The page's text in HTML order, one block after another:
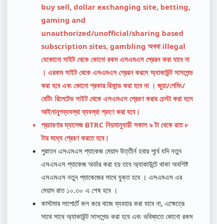
buy sell, dollar exchanging site, betting,
gaming and
unauthorized/unofficial/sharing based
subscription sites, gambling অথবা illegal
যেকোনো সাইট থেকে কোনো রকম এসএমএস প্রেরন করা যাবে না
। এরকম সাইট থেকে এসএমএস প্রেরন করলে অ্যাকাউন্ট সাসপেন্ড
করা হবে এবং কোনো প্রকার রিফান্ড করা হবে না । জুয়া/গেমিং/
বেটিং রিলেটেড সাইট থেকে এসএমএস প্রেরণ করার চেস্টা করা হলে
আইনানুগব্যবস্থা ব্যবস্থা গ্রহণ করা হবে।
প্রচারণার ম্যাসেজ BTRC নিয়মানুযায়ী সকাল ৯ টা থেকে রাত ৮
টার মধ্যে প্রেরণ করতে হবে।
পুরাতন এসএমএস প্যাকেজ মেয়াদ উত্তীর্ন হবার পূর্বে যদি নতুন
এসএমএস প্যাকেজ অর্ডার করা হয় তবে অ্যাকাউন্টে থাকা অবশিষ্ট
এসএমএস নতুন প্যাকেজের সাথে যুক্ত হবে । এসএমএস এর
মেয়াদ রাত ১০.৩০ এ শেষ হবে ।
কাস্টমার সাপোর্টে কল করে বাজে ব্যবহার করা যাবে না, এক্ষেত্রে
সাথে সাথে অ্যাকাউন্ট সাসপেন্ড করা হবে এবং ভবিষ্যতে কোনো রকম